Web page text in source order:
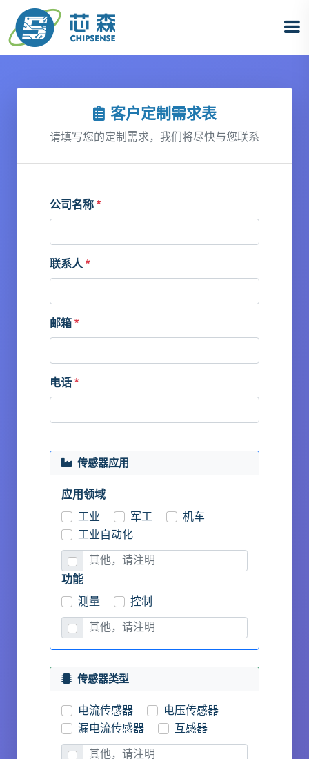
客户定制需求表
请填写您的定制需求，我们将尽快与您联系
公司名称 *
联系人 *
邮箱 *
电话 *
传感器应用
应用领域
工业
军工
机车
工业自动化
功能
测量
控制
传感器类型
电流传感器
电压传感器
漏电流传感器
互感器